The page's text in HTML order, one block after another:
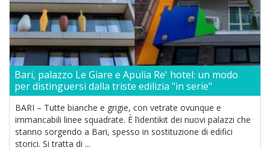
Bari, palazzo Le Giare e Apulia Re' hotel: un modo
per distinguersi dalla triste edilizia "in serie"
BARI – Tutte bianche e grigie, con vetrate ovunque e
immancabili linee squadrate. È l’identikit dei nuovi palazzi che
stanno sorgendo a Bari, spesso in sostituzione di edifici
storici. Si tratta di ...